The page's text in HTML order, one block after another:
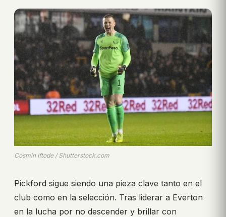
Cosmin Iftode / Shutterstock.com
Pickford sigue siendo una pieza clave tanto en el
club como en la selección. Tras liderar a Everton
en la lucha por no descender y brillar con